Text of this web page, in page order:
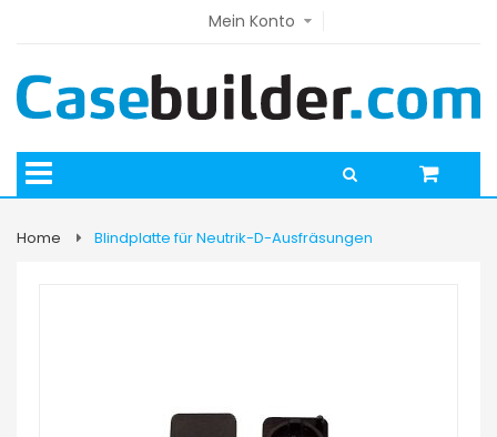
Mein Konto
Home Blindplatte für Neutrik-D-Ausfräsungen